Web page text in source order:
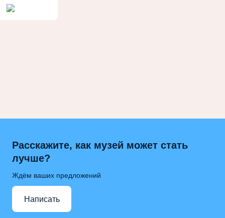
Расскажите, как музей может стать
лучше?
Ждём ваших предложений
Написать